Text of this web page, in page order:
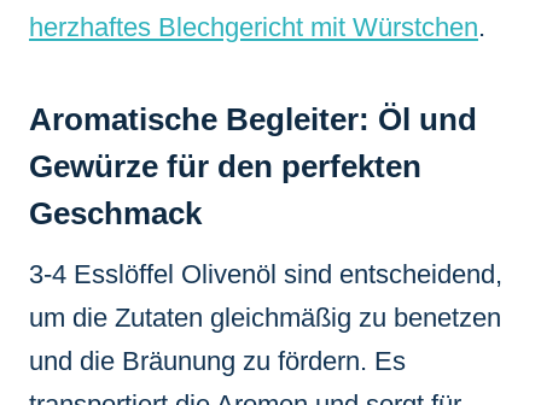
herzhaftes Blechgericht mit Würstchen.
Aromatische Begleiter: Öl und
Gewürze für den perfekten
Geschmack
3-4 Esslöffel Olivenöl sind entscheidend,
um die Zutaten gleichmäßig zu benetzen
und die Bräunung zu fördern. Es